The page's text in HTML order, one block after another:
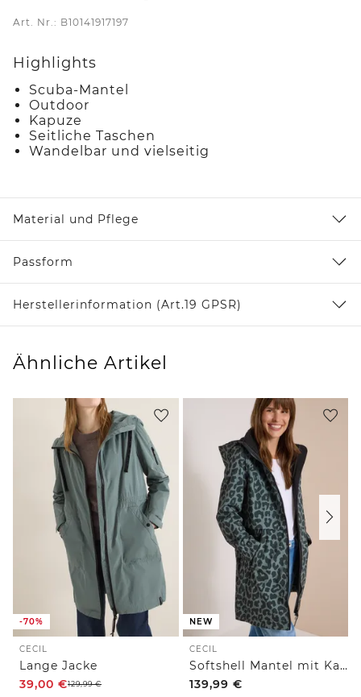
Art. Nr.: B10141917197
Highlights
Scuba-Mantel
Outdoor
Kapuze
Seitliche Taschen
Wandelbar und vielseitig
Material und Pflege
Passform
Herstellerinformation (Art.19 GPSR)
Ähnliche Artikel
-70%
CECIL
Lange Jacke
39,00 €129,99€
NEW
CECIL
Softshell Mantel mit Kapuze und Leo-Muster
139,99 €